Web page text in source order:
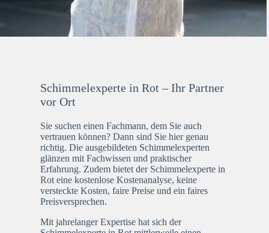
Schimmelexperte in Rot – Ihr Partner
vor Ort
Sie suchen einen Fachmann, dem Sie auch
vertrauen können? Dann sind Sie hier genau
richtig. Die ausgebildeten Schimmelexperten
glänzen mit Fachwissen und praktischer
Erfahrung. Zudem bietet der Schimmelexperte in
Rot eine kostenlose Kostenanalyse, keine
versteckte Kosten, faire Preise und ein faires
Preisversprechen.
Mit jahrelanger Expertise hat sich der